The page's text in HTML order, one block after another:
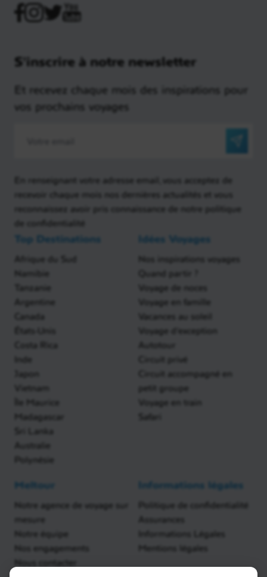
S'inscrire à notre newsletter
Et recevez chaque mois des inspirations pour
vos prochains voyages
En renseignant votre adresse email, vous acceptez de
recevoir chaque mois nos dernières actualités et vous
reconnaissez avoir pris connaissance de notre politique
de confidentialité
Top Destinations
Afrique du Sud
Namibie
Tanzanie
Argentine
Canada
États-Unis
Costa Rica
Inde
Japon
Vietnam
Île Maurice
Madagascar
Sri Lanka
Australie
Polynésie
Idées Voyages
Nos inspirations voyages
Quand partir ?
Voyage de noces
Voyage en famille
Vacances au soleil
Voyage d'exception
Autotour
Circuit privé
Circuit accompagné en
petit groupe
Voyage en train
Safari
Meltour
Notre agence de voyage sur
mesure
Notre équipe
Nos engagements
Nous contacter
Informations légales
Politique de confidentialité
Assurances
Informations Légales
Mentions légales